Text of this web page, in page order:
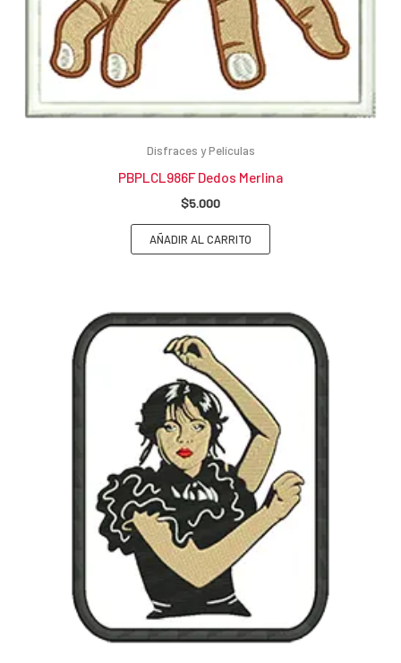
Disfraces y Películas
PBPLCL986F Dedos Merlina
$5.000
AÑADIR AL CARRITO